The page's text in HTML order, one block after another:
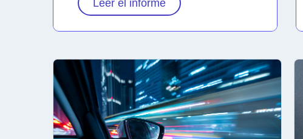
Leer el informe